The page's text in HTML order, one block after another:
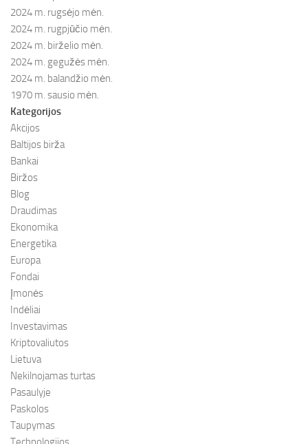
2024 m. rugsėjo mėn.
2024 m. rugpjūčio mėn.
2024 m. birželio mėn.
2024 m. gegužės mėn.
2024 m. balandžio mėn.
1970 m. sausio mėn.
Kategorijos
Akcijos
Baltijos birža
Bankai
Biržos
Blog
Draudimas
Ekonomika
Energetika
Europa
Fondai
Įmonės
Indėliai
Investavimas
Kriptovaliutos
Lietuva
Nekilnojamas turtas
Pasaulyje
Paskolos
Taupymas